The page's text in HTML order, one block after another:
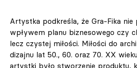
Artystka podkreśla, że Gra-Fika nie
wpływem planu biznesowego czy
lecz czystej miłości. Miłości do
dizajnu lat 50., 60. oraz 70. XX
artystki było stworzenie produktu,